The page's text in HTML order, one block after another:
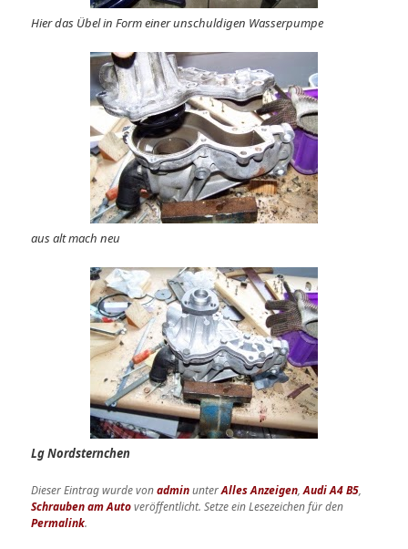
Hier das Übel in Form einer unschuldigen Wasserpumpe
aus alt mach neu
Lg Nordsternchen
Dieser Eintrag wurde vonadminunterAlles Anzeigen,Audi A4 B5,
Schrauben am Autoveröffentlicht. Setze ein Lesezeichen für den
Permalink.